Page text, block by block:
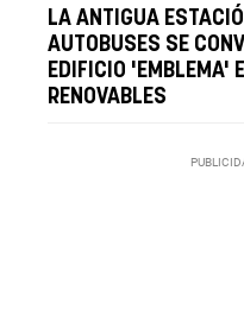
LA ANTIGUA
AUTOBUSES SE
EDIFICIO 'EMBLEMA'
RENOVABLES